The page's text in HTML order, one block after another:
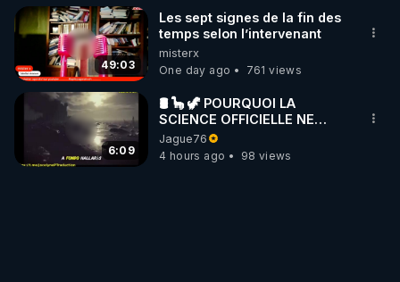
49:03
Les sept signes de la fin des
temps selon l’intervenant
misterx
One day ago
761 views
6:09
🛢 🦕 🦖 POURQUOI LA
SCIENCE OFFICIELLE NE
CONNAÎT-ELLE PAS LA VRAIE
ORIGINE DU PÉTROLE ?
Jague76
4 hours ago
98 views